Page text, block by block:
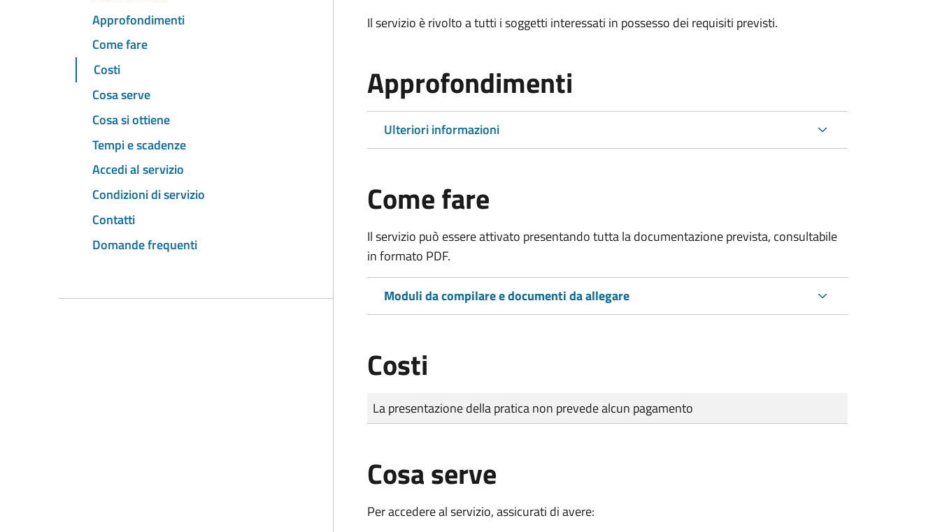
Approfondimenti
Come fare
Costi
Cosa serve
Cosa si ottiene
Tempi e scadenze
Accedi al servizio
Condizioni di servizio
Contatti
Domande frequenti
Il servizio è rivolto a tutti i soggetti interessati in possesso dei requisiti previsti.
Approfondimenti
Ulteriori informazioni
Come fare
Il servizio può essere attivato presentando tutta la documentazione prevista, consultabile
in formato PDF.
Moduli da compilare e documenti da allegare
Costi
Tipo di pagamento
Importo
La presentazione della pratica non prevede alcun pagamento
Cosa serve
Per accedere al servizio, assicurati di avere: